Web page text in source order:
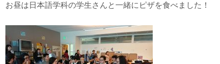
お昼は日本語学科の学生さんと一緒にピザを食べました！